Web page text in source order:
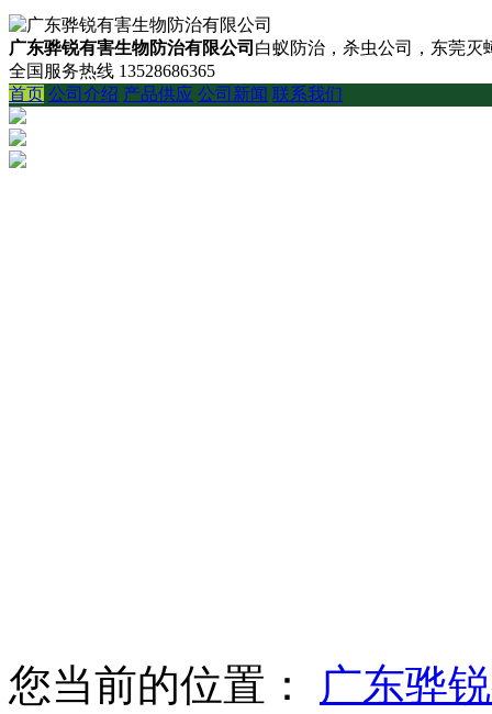
广东骅锐有害生物防治有限公司 白蚁防治，杀虫公司，东莞灭
全国服务热线 13528686365
首页 公司介绍 产品供应 公司新闻 联系我们
您当前的位置：
广东骅